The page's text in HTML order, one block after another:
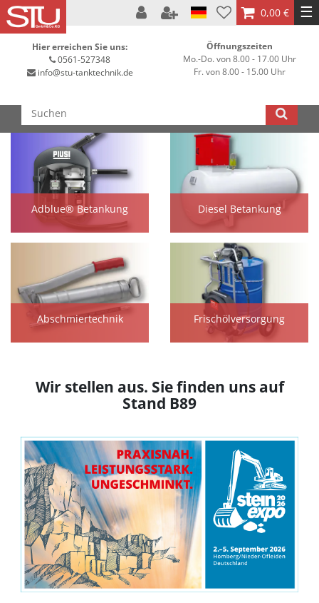
0,00 € ☰
Hier erreichen Sie uns:
0561-527348
info@stu-tanktechnik.de
Öffnungszeiten
Mo.-Do. von 8.00 - 17.00 Uhr
Fr. von 8.00 - 15.00 Uhr
Adblue® Betankung Diesel Betankung
Abschmiertechnik Frischölversorgung
Wir stellen aus. Sie finden uns auf
Stand B89